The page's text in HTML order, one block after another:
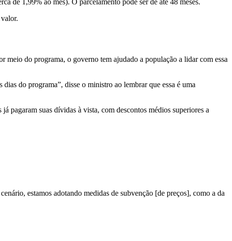
meio do programa, o governo tem ajudado a população a lidar com essa
do programa”, disse o ministro ao lembrar que essa é uma
pagaram suas dívidas à vista, com descontos médios superiores a
estamos adotando medidas de subvenção [de preços], como a da